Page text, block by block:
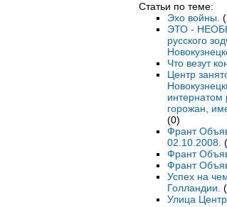
Статьи по теме:
Эхо войны.
ЭТО -
русского
Что везут
Центр
интернатом
горожан,
(0)
Франт
02.10.2008.
Франт
Франт
Успех на
Голландии.
Улица